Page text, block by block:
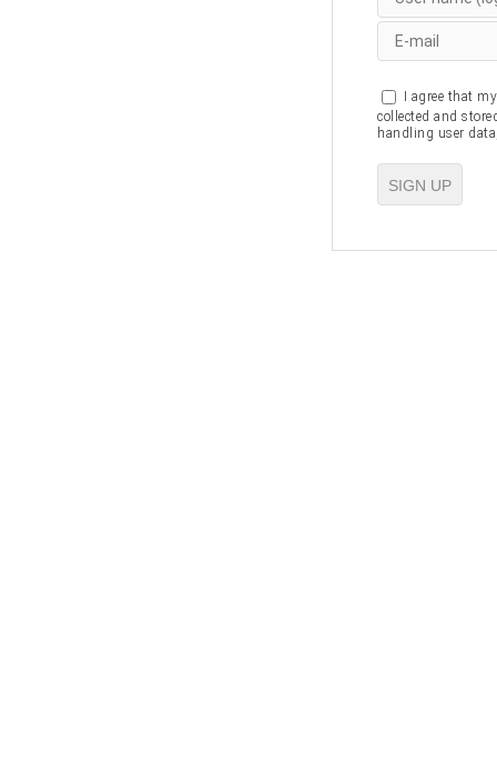
I agree that
collected and
handling user